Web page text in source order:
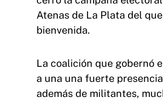
Atenas de La Plata del
bienvenida.
La coalición que gobernó
a una una fuerte
además de militantes,